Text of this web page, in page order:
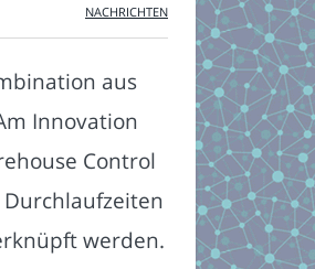
NACHRICHTEN
aus
Innovation
Control
werden.